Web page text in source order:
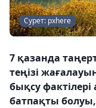
Сурет: pxhere
7 қазанда
теңізі
бықсу
батпақты